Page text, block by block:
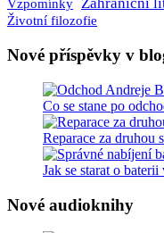
Vzpomínky Zahraniční
Životní filozofie
Nové příspěvky v
Co se stane po
Reparace za druhou
Jak se starat o
Nové audioknihy